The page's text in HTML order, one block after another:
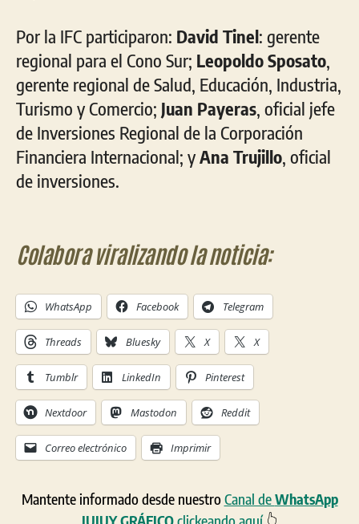
Por la IFC participaron: David Tinel: gerente
regional para el Cono Sur; Leopoldo Sposato
gerente regional de Salud, Educación, Industria,
Turismo y Comercio; Juan Payeras , oficial jefe
de Inversiones Regional de la Corporación
Financiera Internacional; yAna Trujillo , oficial
de inversiones.
Colabora viralizando la noticia:
WhatsApp Facebook Telegram
Threads Bluesky X X
Tumblr LinkedIn Pinterest
Nextdoor Mastodon Reddit
Correo electrónico Imprimir
Mantente informado desde nuestroCanal deWhatsApp
JUJUY GRÁFICOclickeando aquí👆